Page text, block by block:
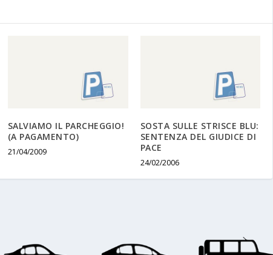
SALVIAMO IL PARCHEGGIO!
(A PAGAMENTO)
21/04/2009
SOSTA SULLE STRISCE BLU:
SENTENZA DEL GIUDICE DI
PACE
24/02/2006